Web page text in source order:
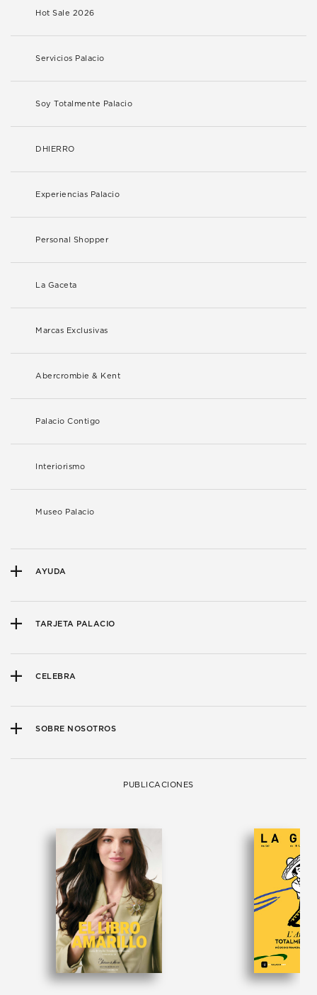
Hot Sale 2026
Servicios Palacio
Soy Totalmente Palacio
DHIERRO
Experiencias Palacio
Personal Shopper
La Gaceta
Marcas Exclusivas
Abercrombie & Kent
Palacio Contigo
Interiorismo
Museo Palacio
AYUDA
TARJETA PALACIO
CELEBRA
SOBRE NOSOTROS
PUBLICACIONES